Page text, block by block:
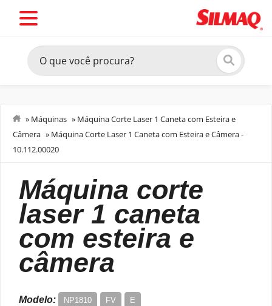
» Máquinas » Máquina Corte Laser 1 Caneta com Esteira e
Câmera » Máquina Corte Laser 1 Caneta com Esteira e Câmera -
10.112.00020
máquina corte
laser 1 caneta
com esteira e
câmera
Modelo: NP1810 FV E